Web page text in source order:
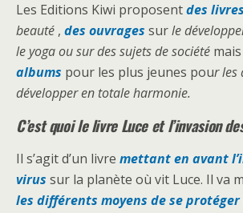
Les Editions Kiwi proposentdes livres
beauté , des ouvrages surle
le yoga ou sur des sujets de société
albums pour les plus jeunes pour les
développer en totale harmonie.
C’est quoi le livre Luce et l’invasion
Il s’agit d’un livre mettant en avant
virus sur la planète où vit Luce. Il va
les différents moyens de se